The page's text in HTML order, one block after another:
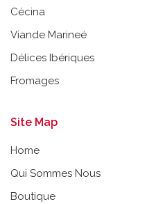
Cécina
Viande Marineé
Délices Ibériques
Fromages
Site Map
Home
Qui Sommes Nous
Boutique